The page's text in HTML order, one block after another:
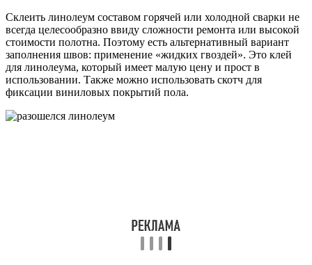
Склеить линолеум составом горячей или холодной сварки не
всегда целесообразно ввиду сложности ремонта или высокой
стоимости полотна. Поэтому есть альтернативный вариант
заполнения швов: применение «жидких гвоздей». Это клей
для линолеума, который имеет малую цену и прост в
использовании. Также можно использовать скотч для
фиксации виниловых покрытий пола.